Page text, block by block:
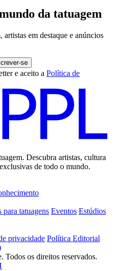
da tatuagem
em destaque e anúncios
se
e aceito a Política de
Descubra artistas, cultura
de todo o mundo.
para tatuagens Eventos Estúdios
privacidade Política Editorial
os direitos reservados.